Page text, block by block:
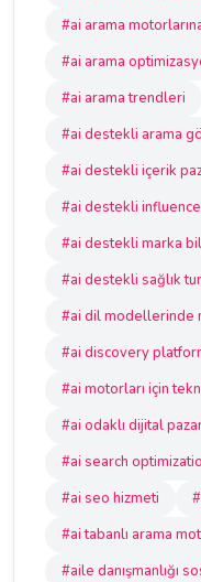
#ai arama
#ai arama
#ai arama trendleri
#ai destekli arama
#ai destekli içerik
#ai destekli
#ai destekli marka
#ai destekli sağlık
#ai dil modellerinde
#ai discovery
#ai motorları için
#ai odaklı dijital
#ai search
#ai seo hizmeti
#ai tabanlı arama
#aile danışmanlığı